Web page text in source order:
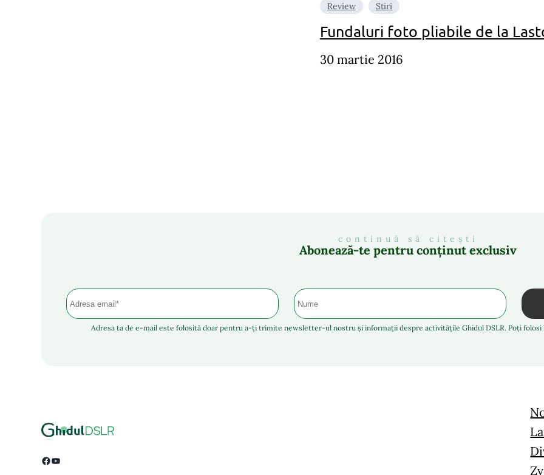
Review Stiri
Fundaluri foto pliabile de la
30 martie 2016
continuă să citești
Abonează-te pentru conținut exclusiv
Adresa ta de e-mail este folosită doar pentru a-ți trimite newsletter-ul nostru și informații despre activitățile Ghidul DSLR. Poți
Facebook YouTube